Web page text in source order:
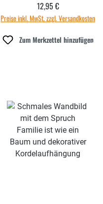
Regulärer Preis:
12,95 €
Preise inkl. MwSt. zzgl. Versandkosten
Zum Merkzettel hinzufügen